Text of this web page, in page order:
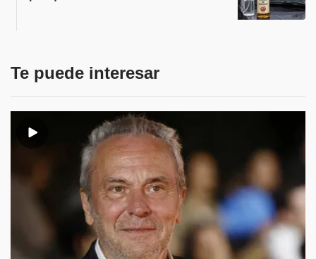
Te puede interesar